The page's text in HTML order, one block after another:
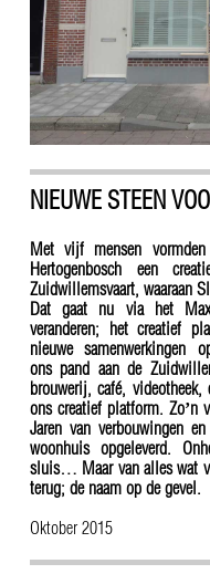
NIEUWE STEEN
Met vijf mensen
Hertogenbosch een
Zuidwillemsvaart, waaraan
Dat gaat nu via het
veranderen; het creatief
nieuwe
ons pand aan de
brouwerij, café, videotheek,
ons creatief platform. Zo’n
Jaren van verbouwingen
woonhuis opgeleverd.
sluis… Maar van alles wat
terug; de naam op de gevel.
Oktober 2015